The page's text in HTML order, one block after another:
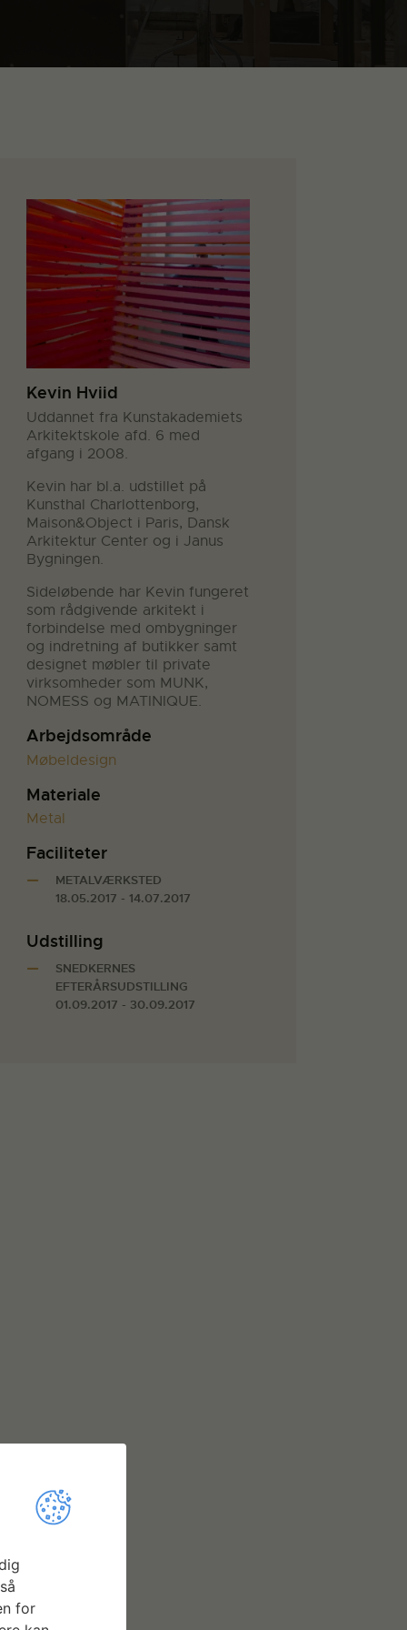
Kevin Hviid
Uddannet fra Kunstakademiets
Arkitektskole afd. 6 med
afgang i 2008.
Kevin har bl.a. udstillet på
Kunsthal Charlottenborg,
Maison&Object i Paris, Dansk
Arkitektur Center og i Janus
Bygningen.
Sideløbende har Kevin fungeret
som rådgivende arkitekt i
forbindelse med ombygninger
og indretning af butikker samt
designet møbler til private
virksomheder som MUNK,
NOMESS og MATINIQUE.
Arbejdsområde
Møbeldesign
Materiale
Metal
Faciliteter
METALVÆRKSTED
18.05.2017 - 14.07.2017
Udstilling
SNEDKERNES
EFTERÅRSUDSTILLING
01.09.2017 - 30.09.2017
for